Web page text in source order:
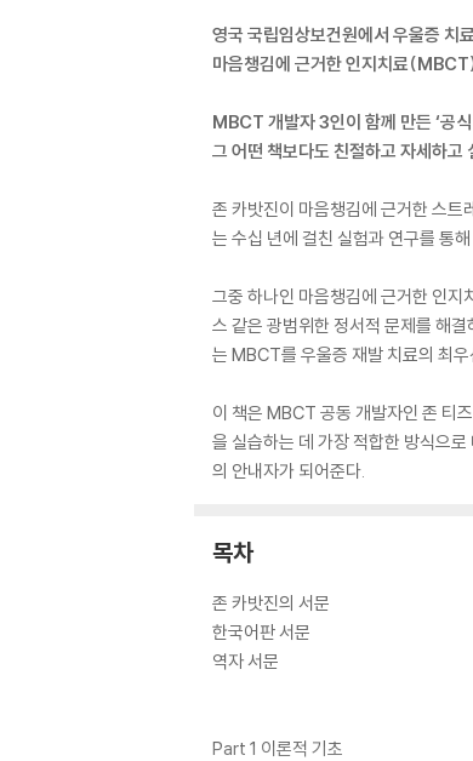
영국 국립임상보건원에서 우울증 치
마음챙김에 근거한 인지치료
MBCT 개발자 3인이 함께 만든 ‘공
그 어떤 책보다도 친절하고 자세하고
존 카밧진이 마음챙김에 근거한
는 수십 년에 걸친 실험과 연구를 통
그중 하나인 마음챙김에 근거한 인
스 같은 광범위한 정서적 문제를 해
는 MBCT를 우울증 재발 치료의 최
이 책은 MBCT 공동 개발자인 존 티
을 실습하는 데 가장 적합한 방식으
의 안내자가 되어준다.
목차
존 카밧진의 서문
한국어판 서문
역자 서문
Part 1 이론적 기초